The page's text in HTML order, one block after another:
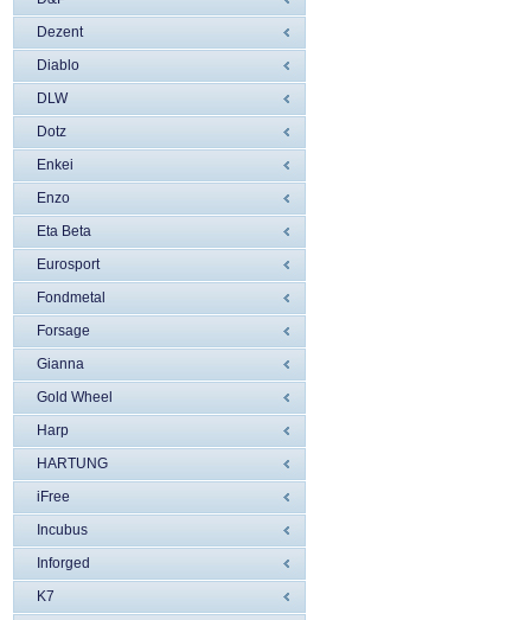
Dezent
Diablo
DLW
Dotz
Enkei
Enzo
Eta Beta
Eurosport
Fondmetal
Forsage
Gianna
Gold Wheel
Harp
HARTUNG
iFree
Incubus
Inforged
K7